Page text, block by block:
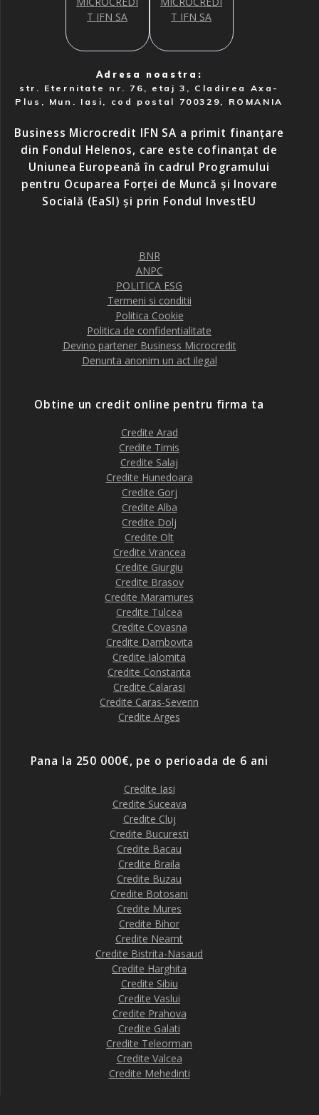
Adresa noastra:
str. Eternitate nr. 76, etaj 3, Cladirea Axa-
Plus, Mun. Iasi, cod postal 700329, ROMANIA
Business Microcredit IFN SA a primit finanțare
din Fondul Helenos, care este cofinanțat de
Uniunea Europeană în cadrul Programului
pentru Ocuparea Forței de Muncă și Inovare
Socială (EaSI) și prin Fondul InvestEU
BNR
ANPC
POLITICA ESG
Termeni si conditii
Politica Cookie
Politica de confidentialitate
Devino partener Business Microcredit
Denunta anonim un act ilegal
Obtine un credit online pentru firma ta
Credite Arad
Credite Timis
Credite Salaj
Credite Hunedoara
Credite Gorj
Credite Alba
Credite Dolj
Credite Olt
Credite Vrancea
Credite Giurgiu
Credite Brasov
Credite Maramures
Credite Tulcea
Credite Covasna
Credite Dambovita
Credite Ialomita
Credite Constanta
Credite Calarasi
Credite Caras-Severin
Credite Arges
Pana la 250 000€, pe o perioada de 6 ani
Credite Iasi
Credite Suceava
Credite Cluj
Credite Bucuresti
Credite Bacau
Credite Braila
Credite Buzau
Credite Botosani
Credite Mures
Credite Bihor
Credite Neamt
Credite Bistrita-Nasaud
Credite Harghita
Credite Sibiu
Credite Vaslui
Credite Prahova
Credite Galati
Credite Teleorman
Credite Valcea
Credite Mehedinti